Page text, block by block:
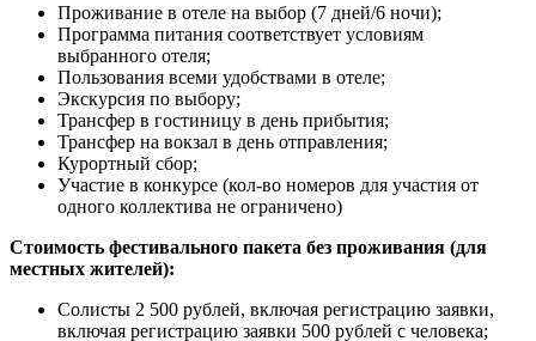
Проживание в отеле на выбор (7 дней/6 ночи);
Программа питания соответствует условиям
выбранного отеля;
Пользования всеми удобствами в отеле;
Экскурсия по выбору;
Трансфер в гостиницу в день прибытия;
Трансфер на вокзал в день отправления;
Курортный сбор;
Участие в конкурсе (кол-во номеров для участия от
одного коллектива не ограничено)
Стоимость фестивального пакета без проживания (для
местных жителей):
Солисты 2 500 рублей, включая регистрацию заявки,
включая регистрацию заявки 500 рублей с человека;